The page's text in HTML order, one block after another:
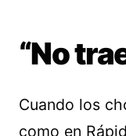
“No
Cuando los
como en